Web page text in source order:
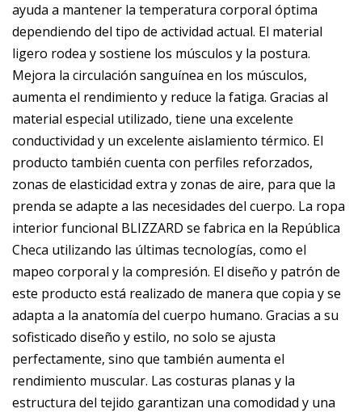
ayuda a mantener la temperatura corporal óptima
dependiendo del tipo de actividad actual. El material
ligero rodea y sostiene los músculos y la postura.
Mejora la circulación sanguínea en los músculos,
aumenta el rendimiento y reduce la fatiga. Gracias al
material especial utilizado, tiene una excelente
conductividad y un excelente aislamiento térmico. El
producto también cuenta con perfiles reforzados,
zonas de elasticidad extra y zonas de aire, para que la
prenda se adapte a las necesidades del cuerpo. La ropa
interior funcional BLIZZARD se fabrica en la República
Checa utilizando las últimas tecnologías, como el
mapeo corporal y la compresión. El diseño y patrón de
este producto está realizado de manera que copia y se
adapta a la anatomía del cuerpo humano. Gracias a su
sofisticado diseño y estilo, no solo se ajusta
perfectamente, sino que también aumenta el
rendimiento muscular. Las costuras planas y la
estructura del tejido garantizan una comodidad y una